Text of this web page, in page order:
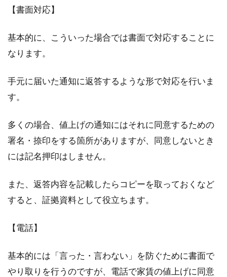
【書面対応】
基本的に、こういった場合では書面で対応することに
なります。
手元に届いた通知に返答するような形で対応を行いま
す。
多くの場合、値上げの通知にはそれに同意するための
署名・捺印をする箇所がありますが、同意しないとき
には記名押印はしません。
また、返答内容を記載したらコピーを取っておくなど
すると、証拠資料として役立ちます。
【電話】
基本的には「言った・言わない」を防ぐために書面で
やり取りを行うのですが、電話で家賃の値上げに同意